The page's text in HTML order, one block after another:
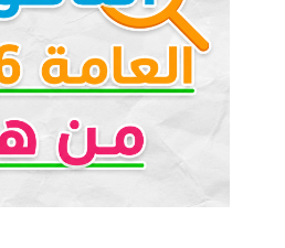
الكلمات المفتاحية
الشمول الرقمي